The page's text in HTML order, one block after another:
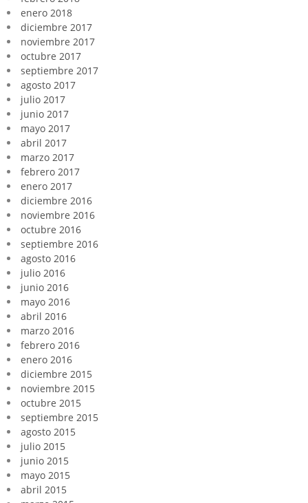
enero 2018
diciembre 2017
noviembre 2017
octubre 2017
septiembre 2017
agosto 2017
julio 2017
junio 2017
mayo 2017
abril 2017
marzo 2017
febrero 2017
enero 2017
diciembre 2016
noviembre 2016
octubre 2016
septiembre 2016
agosto 2016
julio 2016
junio 2016
mayo 2016
abril 2016
marzo 2016
febrero 2016
enero 2016
diciembre 2015
noviembre 2015
octubre 2015
septiembre 2015
agosto 2015
julio 2015
junio 2015
mayo 2015
abril 2015